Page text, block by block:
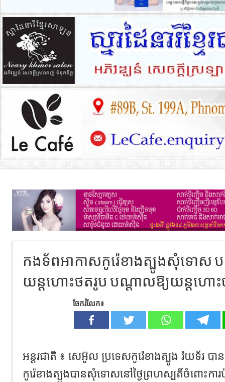
កងទ័ពអាកាសកូរ៉េខាងត្បូងសុំទោស បន្
យន្តហោះថតរូប បណ្តាលឱ្យយន្តហោះច
ចែករំលែក៖
អន្តរជាតិ ៖ សេអ៊ូល ប្រទេសកូរ៉េខាងត្បូង រ៉យទ័រ ប
កូរ៉េខាងត្បូងបានសុំទោសនៅថ្ងៃព្រហស្បតិ៍ចំពោះការ